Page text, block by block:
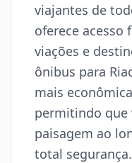
viajantes de
oferece acesso
viações e
ônibus para
mais
permitindo que
paisagem ao
total